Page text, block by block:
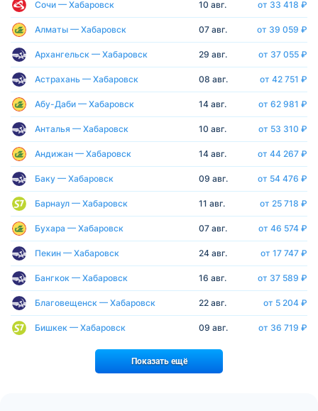
Сочи — Хабаровск 10 авг. от 33 418 ₽
Алматы — Хабаровск 07 авг. от 39 059 ₽
Архангельск — Хабаровск 29 авг. от 37 055 ₽
Астрахань — Хабаровск 08 авг. от 42 751 ₽
Абу-Даби — Хабаровск 14 авг. от 62 981 ₽
Анталья — Хабаровск 10 авг. от 53 310 ₽
Андижан — Хабаровск 14 авг. от 44 267 ₽
Баку — Хабаровск 09 авг. от 54 476 ₽
Барнаул — Хабаровск 11 авг. от 25 718 ₽
Бухара — Хабаровск 07 авг. от 46 574 ₽
Пекин — Хабаровск 24 авг. от 17 747 ₽
Бангкок — Хабаровск 16 авг. от 37 589 ₽
Благовещенск — Хабаровск 22 авг. от 5 204 ₽
Бишкек — Хабаровск 09 авг. от 36 719 ₽
Показать ещё